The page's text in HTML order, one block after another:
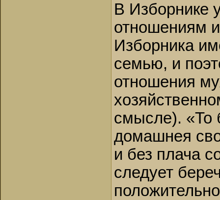
В Изборнике
отношениям
Изборника
семью, и
отношения
смысле). «То
домашнея
и без плача
следует